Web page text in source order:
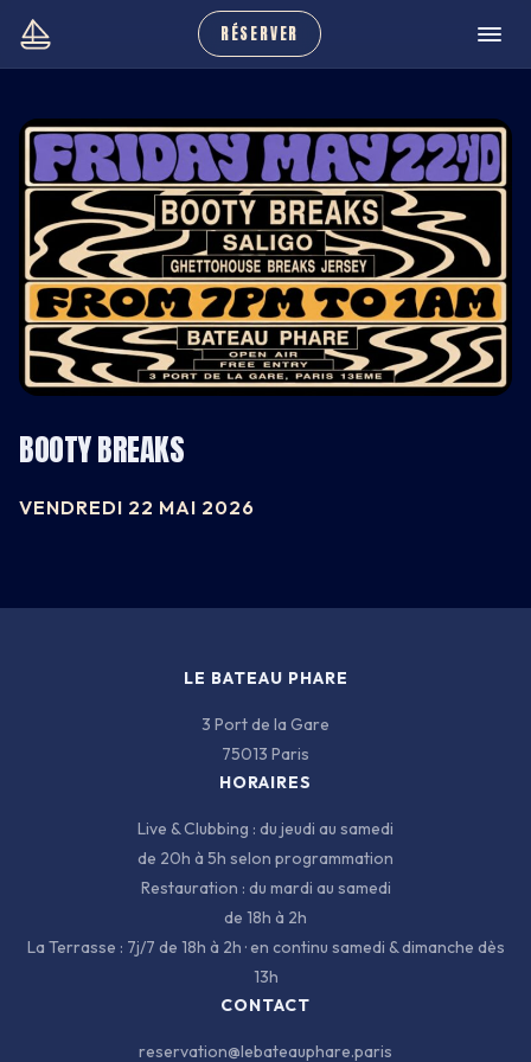
RÉSERVER
CARNET
CARTE
INFOS
3 PORT DE LA GARE · 75013 PARIS
BOOTY BREAKS
VENDREDI 22 MAI 2026
LE BATEAU PHARE
3 Port de la Gare
75013 Paris
HORAIRES
Live & Clubbing : du jeudi au samedi
de 20h à 5h selon programmation
Restauration : du mardi au samedi
de 18h à 2h
La Terrasse : 7j/7 de 18h à 2h · en continu samedi & dimanche dès
13h
CONTACT
reservation@lebateauphare.paris